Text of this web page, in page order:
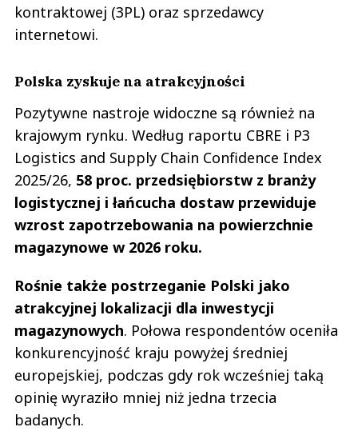
kontraktowej (3PL) oraz sprzedawcy
internetowi.
Polska zyskuje na atrakcyjności
Pozytywne nastroje widoczne są również na
krajowym rynku. Według raportu CBRE i P3
Logistics and Supply Chain Confidence Index
2025/26, 58 proc. przedsiębiorstw z branży
logistycznej i łańcucha dostaw przewiduje
wzrost zapotrzebowania na powierzchnie
magazynowe w 2026 roku.
Rośnie także postrzeganie Polski jako
atrakcyjnej lokalizacji dla inwestycji
magazynowych. Połowa respondentów oceniła
konkurencyjność kraju powyżej średniej
europejskiej, podczas gdy rok wcześniej taką
opinię wyraziło mniej niż jedna trzecia
badanych.